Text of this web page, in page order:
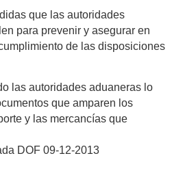
que las autoridades
para prevenir y asegurar en
de las disposiciones
las autoridades aduaneras lo
que amparen los
y las mercancías que
DOF 09-12-2013